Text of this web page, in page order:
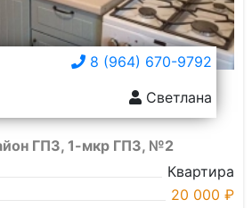
8 (964) 670-9792
Светлана
ГПЗ, 1-мкр ГПЗ, №2
Квартира
20 000 ₽